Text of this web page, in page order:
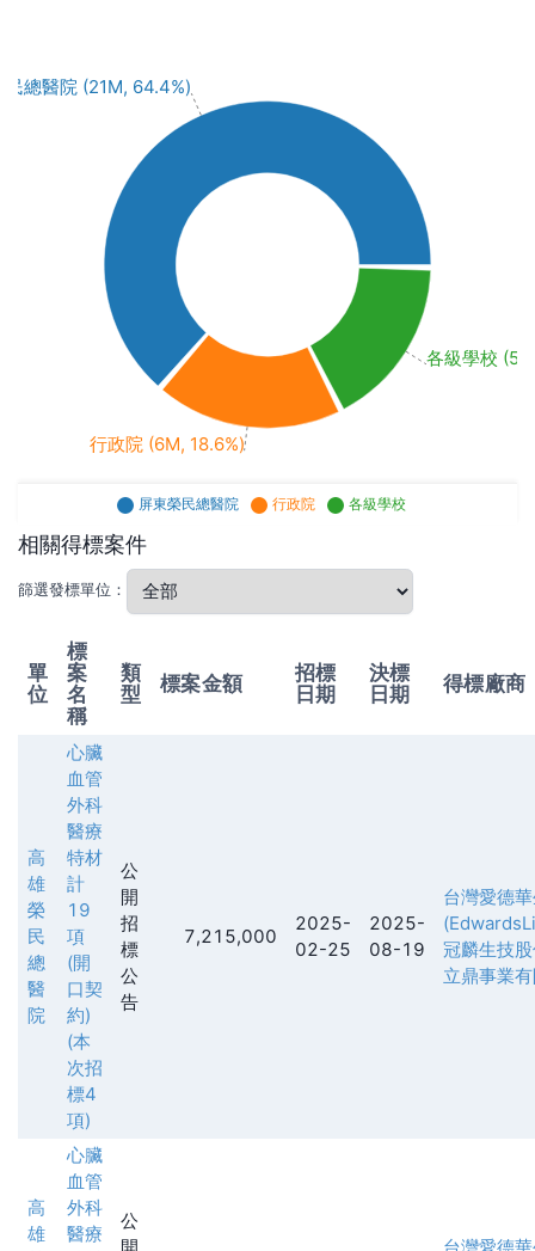
民總醫院 (21M, 64.4%)
行政院 (6M, 18.6%)
各級學校
屏東榮民總醫院 行政院 各級學校
相關得標案件
篩選發標單位：
單
位
標
案
名
稱
類
型
標案金額
招標
日期
決標
日期
得標廠商
高
雄
榮
民
總
醫
院
心臟
血管
外科
醫療
特材
計
19
項
(開
口契
約)
(本
次招
標4
項)
公
開
招
標
公
告
7,215,000
2025-
02-25
2025-
08-19
台灣愛德
冠麟生技
立鼎事業
高
雄
心臟
血管
外科
醫療
公